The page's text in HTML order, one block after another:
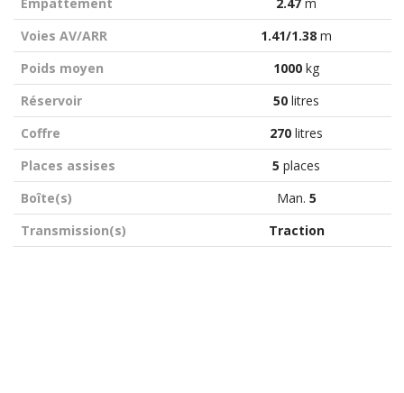
Voies AV/ARR
1.41/1.38 m
Poids moyen
1000 kg
Réservoir
50 litres
Coffre
270 litres
Places assises
5 places
Boîte(s)
Man. 5
Transmission(s)
Traction